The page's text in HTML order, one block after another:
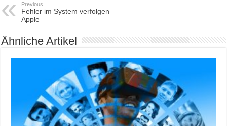
Previous
Fehler im System verfolgen
Apple
Ähnliche Artikel